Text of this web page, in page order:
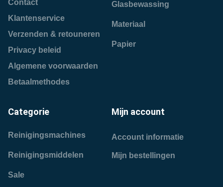
Contact
Klantenservice
Verzenden & retouneren
Privacy beleid
Algemene voorwaarden
Betaalmethodes
Glasbewassing
Materiaal
Papier
Categorie
Reinigingsmachines
Reinigingsmiddelen
Sale
Mijn account
Account informatie
Mijn bestellingen